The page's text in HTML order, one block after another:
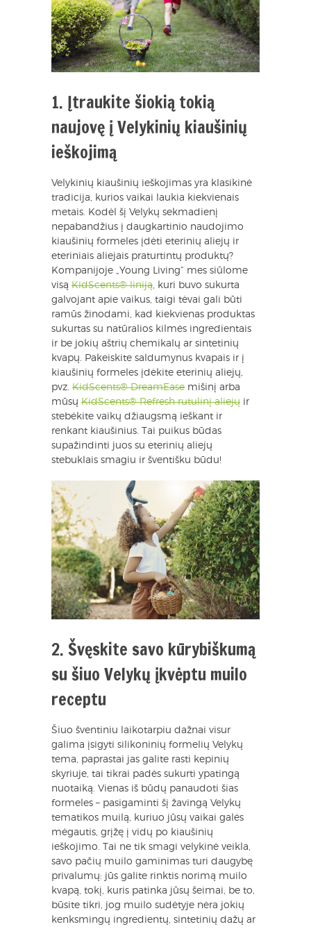
1. Įtraukite šiokią tokią
naujovę į Velykinių kiaušinių
ieškojimą
Velykinių kiaušinių ieškojimas yra klasikinė
tradicija, kurios vaikai laukia kiekvienais
metais. Kodėl šį Velykų sekmadienį
nepabandžius į daugkartinio naudojimo
kiaušinių formeles įdėti eterinių aliejų ir
eteriniais aliejais praturtintų produktų?
Kompanijoje „Young Living“ mes siūlome
visą KidScents® liniją, kuri buvo sukurta
galvojant apie vaikus, taigi tėvai gali būti
ramūs žinodami, kad kiekvienas produktas
sukurtas su natūralios kilmės ingredientais
ir be jokių aštrių chemikalų ar sintetinių
kvapų. Pakeiskite saldumynus kvapais ir į
kiaušinių formeles įdėkite eterinių aliejų,
pvz. KidScents® DreamEase mišinį arba
mūsų KidScents® Refresh rutulinį aliejų ir
stebėkite vaikų džiaugsmą ieškant ir
renkant kiaušinius. Tai puikus būdas
supažindinti juos su eterinių aliejų
stebuklais smagiu ir šventišku būdu!
2. Švęskite savo kūrybiškumą
su šiuo Velykų įkvėptu muilo
receptu
Šiuo šventiniu laikotarpiu dažnai visur
galima įsigyti silikoninių formelių Velykų
tema, paprastai jas galite rasti kepinių
skyriuje, tai tikrai padės sukurti ypatingą
nuotaiką. Vienas iš būdų panaudoti šias
formeles – pasigaminti šį žavingą Velykų
tematikos muilą, kuriuo jūsų vaikai galės
mėgautis, grįžę į vidų po kiaušinių
ieškojimo. Tai ne tik smagi velykinė veikla,
savo pačių muilo gaminimas turi daugybę
privalumų: jūs galite rinktis norimą muilo
kvapą, tokį, kuris patinka jūsų šeimai, be to,
būsite tikri, jog muilo sudėtyje nėra jokių
kenksmingų ingredientų, sintetinių dažų ar